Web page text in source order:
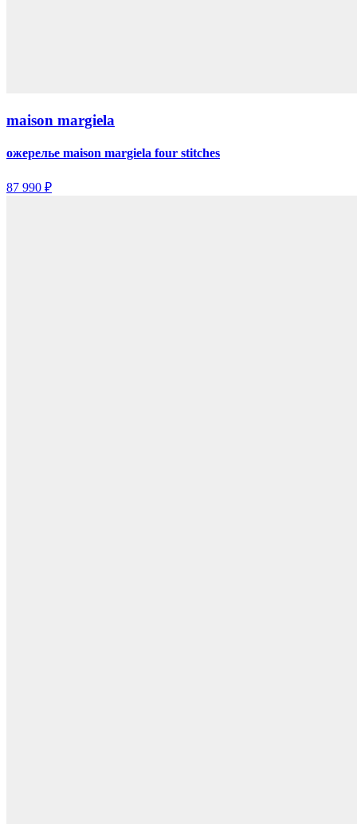
maison margiela
ожерелье maison margiela four stitches
87 990 ₽